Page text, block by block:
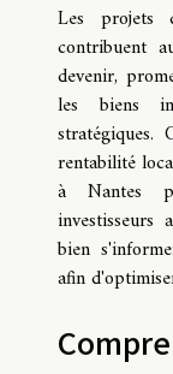
Les projets
contribuent
devenir,
les biens
stratégiques.
rentabilité
à Nantes
investisseurs
bien
afin